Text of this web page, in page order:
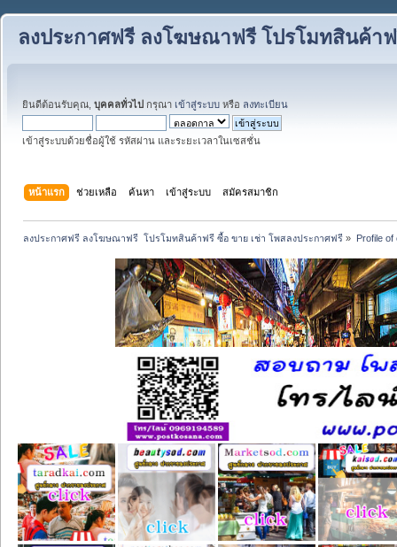
ลงประกาศฟรี ลงโฆษณาฟรี โปรโมทสินค้า
ยินดีต้อนรับคุณ, บุคคลทั่วไป กรุณา เข้าสู่ระบบ หรือ ลงทะเบียน
เข้าสู่ระบบด้วยชื่อผู้ใช้ รหัสผ่าน และระยะเวลาในเซสชั่น
หน้าแรก ช่วยเหลือ ค้นหา เข้าสู่ระบบ สมัครสมาชิก
ลงประกาศฟรี ลงโฆษณาฟรี  โปรโมทสินค้าฟรี ซื้อ ขาย เช่า โพสลงประกาศฟรี » Profile of